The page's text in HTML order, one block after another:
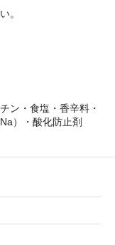
。
ン・食塩・香辛料・
）・酸化防止剤